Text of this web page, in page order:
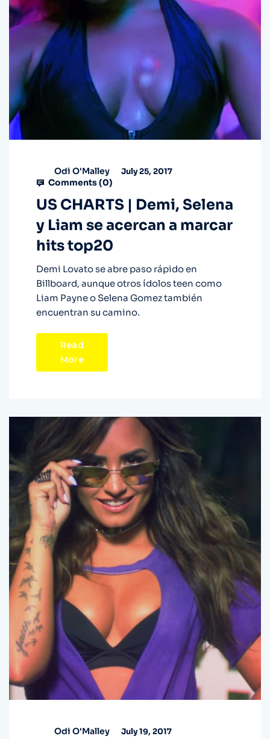
Odi O'Malley July 25, 2017
Comments (0)
US CHARTS | Demi, Selena
y Liam se acercan a marcar
hits top20
Demi Lovato se abre paso rápido en
Billboard, aunque otros ídolos teen como
Liam Payne o Selena Gomez también
encuentran su camino.
Read
More
Odi O'Malley July 19, 2017